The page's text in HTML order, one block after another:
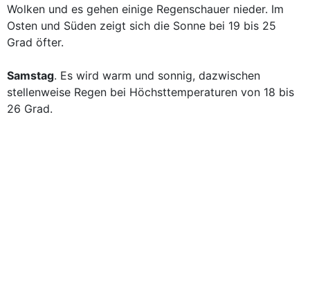
Wolken und es gehen einige Regenschauer nieder. Im
Osten und Süden zeigt sich die Sonne bei 19 bis 25
Grad öfter.
Samstag. Es wird warm und sonnig, dazwischen
stellenweise Regen bei Höchsttemperaturen von 18 bis
26 Grad.